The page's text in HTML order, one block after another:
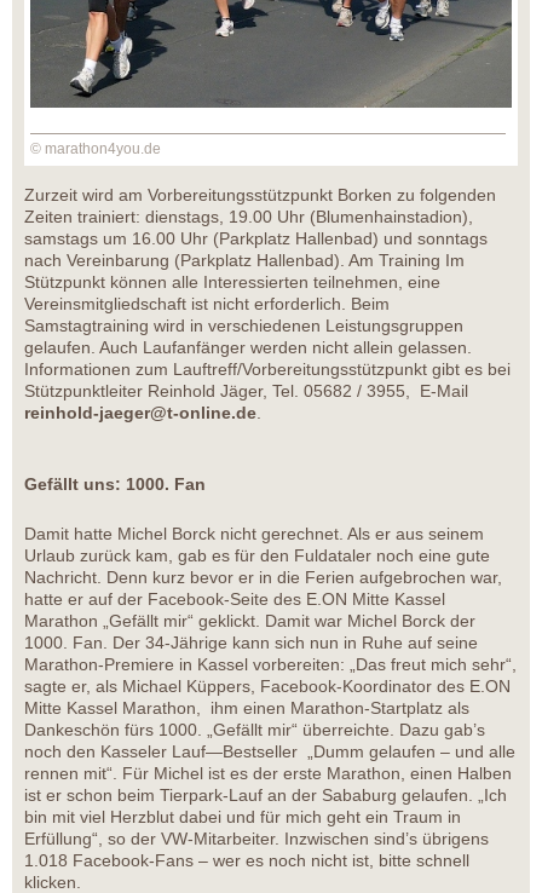
© marathon4you.de
Zurzeit wird am Vorbereitungsstützpunkt Borken zu folgenden
Zeiten trainiert: dienstags, 19.00 Uhr (Blumenhainstadion),
samstags um 16.00 Uhr (Parkplatz Hallenbad) und sonntags
nach Vereinbarung (Parkplatz Hallenbad). Am Training Im
Stützpunkt können alle Interessierten teilnehmen, eine
Vereinsmitgliedschaft ist nicht erforderlich. Beim
Samstagtraining wird in verschiedenen Leistungsgruppen
gelaufen. Auch Laufanfänger werden nicht allein gelassen.
Informationen zum Lauftreff/Vorbereitungsstützpunkt gibt es bei
Stützpunktleiter Reinhold Jäger, Tel. 05682 / 3955, E-Mail
reinhold-jaeger@t-online.de
Gefällt uns: 1000. Fan
Damit hatte Michel Borck nicht gerechnet. Als er aus seinem
Urlaub zurück kam, gab es für den Fuldataler noch eine gute
Nachricht. Denn kurz bevor er in die Ferien aufgebrochen war,
hatte er auf der Facebook-Seite des E.ON Mitte Kassel
Marathon „Gefällt mir“ geklickt. Damit war Michel Borck der
1000. Fan. Der 34-Jährige kann sich nun in Ruhe auf seine
Marathon-Premiere in Kassel vorbereiten: „Das freut mich sehr“,
sagte er, als Michael Küppers, Facebook-Koordinator des E.ON
Mitte Kassel Marathon, ihm einen Marathon-Startplatz als
Dankeschön fürs 1000. „Gefällt mir“ überreichte. Dazu gab’s
noch den Kasseler Lauf—Bestseller „Dumm gelaufen – und alle
rennen mit“. Für Michel ist es der erste Marathon, einen Halben
ist er schon beim Tierpark-Lauf an der Sababurg gelaufen. „Ich
bin mit viel Herzblut dabei und für mich geht ein Traum in
Erfüllung“, so der VW-Mitarbeiter. Inzwischen sind’s übrigens
1.018 Facebook-Fans – wer es noch nicht ist, bitte schnell
klicken.